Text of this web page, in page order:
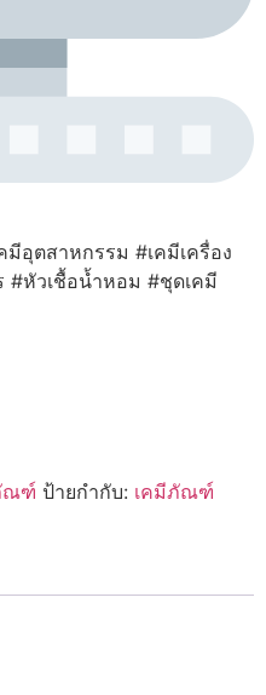
อุตสาหกรรม #เคมีเครื่อง
#หัวเชื้อน้ำหอม #ชุดเคมี
ณฑ์ ป้ายกำกับ: เคมีภัณฑ์